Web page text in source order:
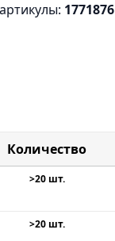
1771876
>20 шт.
>20 шт.